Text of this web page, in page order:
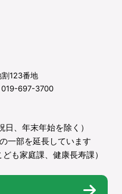
123番地
019-697-3700
、年末年始を除く）
一部を延長しています
も家庭課、健康長寿課）